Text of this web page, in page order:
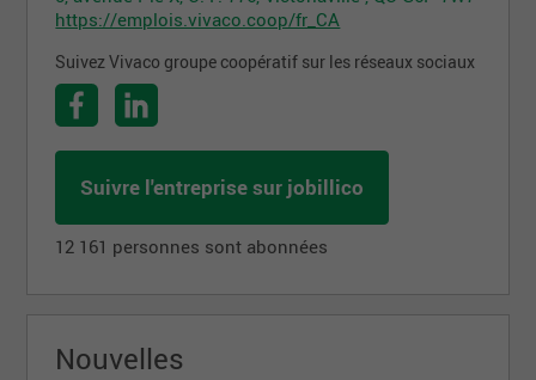
https://emplois.vivaco.coop/fr_CA
Suivez Vivaco groupe coopératif sur les réseaux sociaux
Suivre l'entreprise sur jobillico
12 161 personnes sont abonnées
Nouvelles